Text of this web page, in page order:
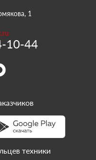
1
10-44
техники